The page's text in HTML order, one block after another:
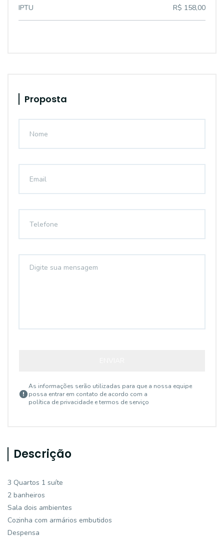
IPTU R$ 158,00
Proposta
As informações serão utilizadas para que a nossa equipe
possa entrar em contato de acordo com a
política de privacidade e termos de serviço
Descrição
3 Quartos 1 suíte
2 banheiros
Sala dois ambientes
Cozinha com armários embutidos
Despensa